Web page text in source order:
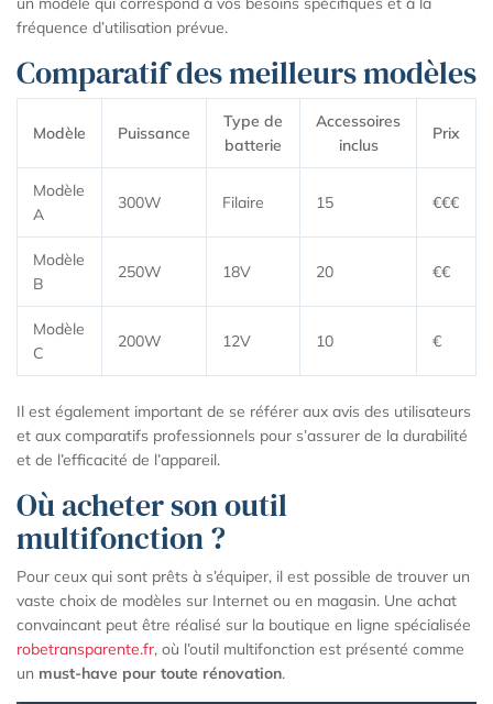
fréquence d’utilisation prévue.
Comparatif des meilleurs modèles
Modèle Puissance
Type de
batterie
Accessoires
inclus
Prix
Modèle
A
300W Filaire 15 €€€
Modèle
B
250W 18V 20 €€
Modèle
C
200W 12V 10 €
Il est également important de se référer aux avis des utilisateurs
et aux comparatifs professionnels pour s’assurer de la durabilité
et de l’efficacité de l’appareil.
Où acheter son outil
multifonction ?
Pour ceux qui sont prêts à s’équiper, il est possible de trouver un
vaste choix de modèles sur Internet ou en magasin. Une achat
convaincant peut être réalisé sur la boutique en ligne spécialisée
robetransparente.fr, où l’outil multifonction est présenté comme
un must-have pour toute rénovation.